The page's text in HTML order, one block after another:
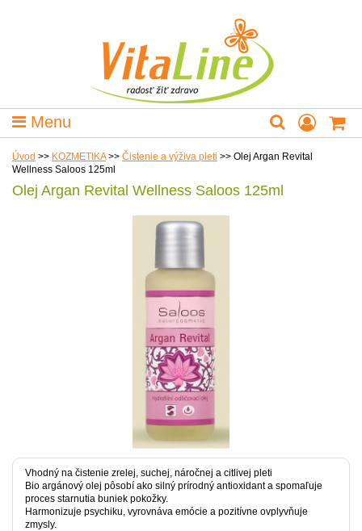
Menu
Úvod >> KOZMETIKA >> Čistenie a výživa pleti >> Olej Argan Revital
Wellness Saloos 125ml
Olej Argan Revital Wellness Saloos 125ml
Vhodný na čistenie zrelej, suchej, náročnej a citlivej pleti
Bio argánový olej pôsobí ako silný prírodný antioxidant a spomaľuje
proces starnutia buniek pokožky.
Harmonizuje psychiku, vyrovnáva emócie a pozitívne ovplyvňuje
zmysly.